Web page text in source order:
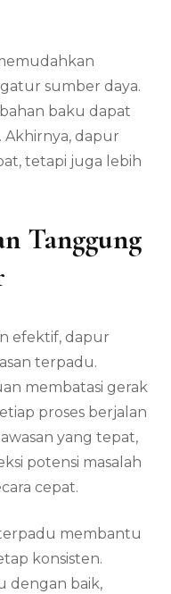
sumber daya.
baku dapat
Akhirnya, dapur
tetapi juga lebih
Tanggung
efektif, dapur
terpadu.
membatasi gerak
proses berjalan
yang tepat,
potensi masalah
cepat.
membantu
konsisten.
dengan baik,